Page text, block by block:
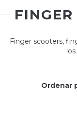
Finger scooters,
Ordenar